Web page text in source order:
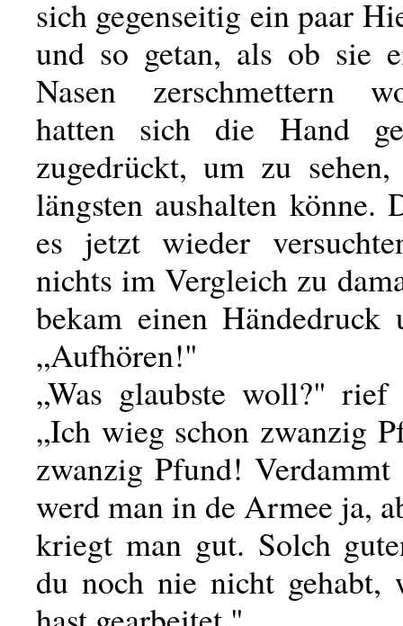
sich gegenseitig ein paar
und so getan, als ob sie
Nasen zerschmettern
hatten sich die Hand
zugedrückt, um zu
längsten aushalten könne.
es jetzt wieder
nichts im Vergleich zu
bekam einen Händedruck
„Aufhören!"
„Was glaubste woll?" rief
„Ich wieg schon zwanzig
zwanzig Pfund! Verdammt
werd man in de Armee ja,
kriegt man gut. Solch
du noch nie nicht gehabt,